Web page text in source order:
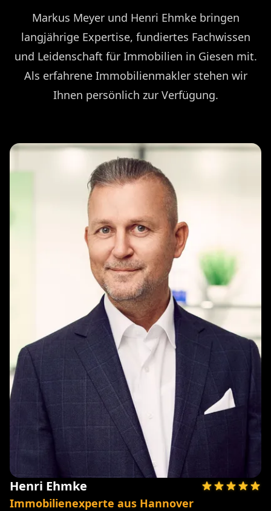
Markus Meyer und Henri Ehmke bringen
langjährige Expertise, fundiertes Fachwissen
und Leidenschaft für Immobilien in Giesen mit.
Als erfahrene Immobilienmakler stehen wir
Ihnen persönlich zur Verfügung.
Henri Ehmke
Immobilienexperte aus Hannover